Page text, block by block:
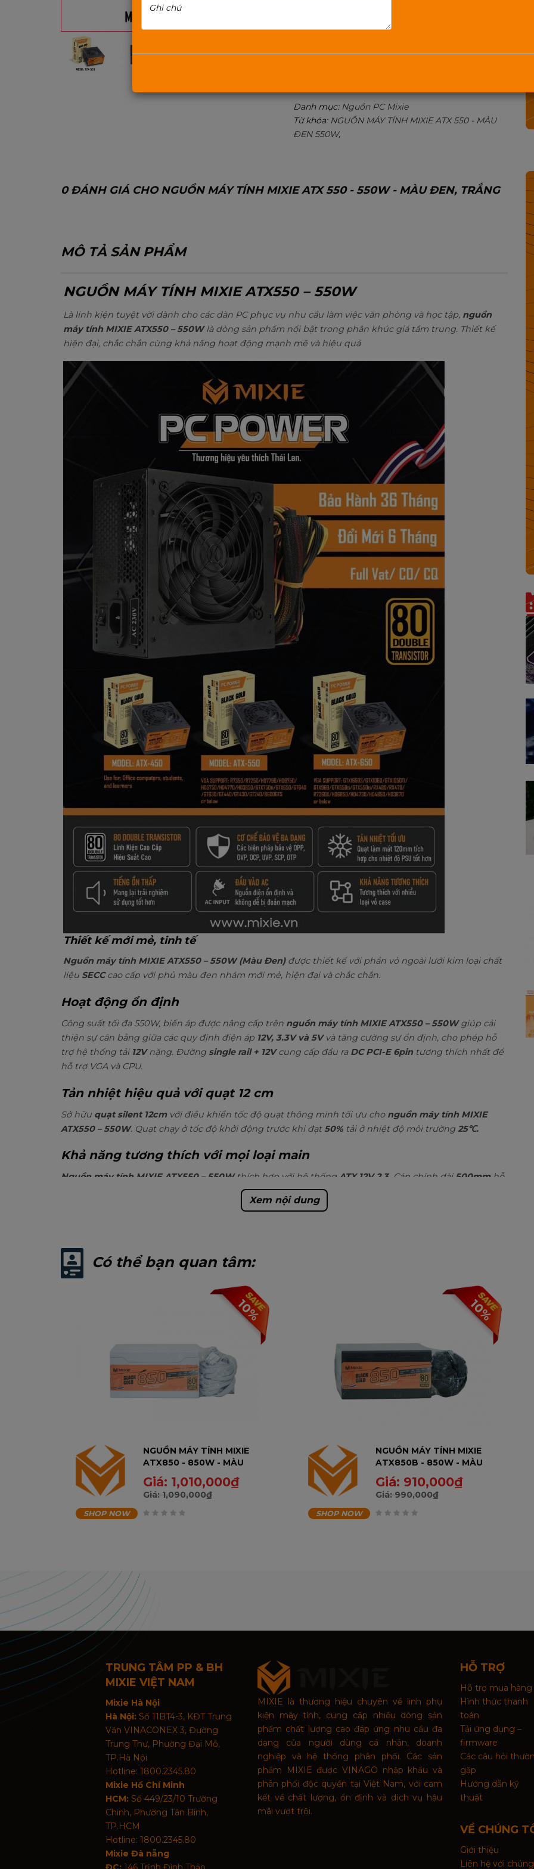
Danh mục: Nguồn PC Mixie
Từ khóa: NGUỒN MÁY TÍNH MIXIE ATX 550 - MÀU
ĐEN 550W,
0 ĐÁNH GIÁ CHO NGUỒN MÁY TÍNH MIXIE ATX 550 - 550W - MÀU ĐEN, TRẮNG
MÔ TẢ SẢN PHẨM
NGUỒN MÁY TÍNH MIXIE ATX550 – 550W
Là linh kiện tuyệt vời dành cho các dàn PC phục vụ nhu cầu làm việc văn phòng và học tập, nguồn
máy tính MIXIE ATX550 – 550Wlà dòng sản phẩm nổi bật trong phân khúc giá tầm trung. Thiết kế
hiện đại, chắc chắn cùng khả năng hoạt động mạnh mẽ và hiệu quả
Thiết kế mới mẻ, tinh tế
Nguồn máy tính MIXIE ATX550 – 550W (Màu Đen)được thiết kế với phần vỏ ngoài lưới kim loại chất
liệu SECCcao cấp với phủ màu đen nhám mới mẻ, hiện đại và chắc chắn.
Hoạt động ổn định
Công suất tối đa 550W, biến áp được nâng cấp trên nguồn máy tính MIXIE ATX550 – 550Wgiúp cải
thiện sự cân bằng giữa các quy định điện áp 12V, 3.3V và 5Vvà tăng cường sự ổn định, cho phép hỗ
trợ hệ thống tải 12Vnặng. Đường single rail + 12Vcung cấp đầu ra DC PCI-E 6pin tương thích nhất để
hỗ trợ VGA và CPU.
Tản nhiệt hiệu quả với quạt 12 cm
Sở hữu quạt silent 12cmvới điều khiển tốc độ quạt thông minh tối ưu cho nguồn máy tính MIXIE
ATX550 – 550W. Quạt chạy ở tốc độ khởi động trước khi đạt 50% tải ở nhiệt độ môi trường 25℃.
Khả năng tương thích với mọi loại main
Nguồn máy tính MIXIE ATX550 – 550Wthích hợp với hệ thống ATX 12V 2.3. Cáp chính dài 500mmhỗ
Cáp CPU 4+4pindài650mm
lý mới nhất của
Intel kể từ thế hệ thứ 4.
Xem nội dung
Có thể bạn quan tâm:
10%
NGUỒN MÁY TÍNH MIXIE
ATX850 - 850W - MÀU
TRẮNG - BH 36T
Giá: 1,010,000₫
Giá:1,090,000₫
SHOP NOW
10%
NGUỒN MÁY TÍNH MIXIE
ATX850B - 850W - MÀU
ĐEN - BH 36T
Giá: 910,000₫
Giá:990,000₫
SHOP NOW
TRUNG TÂM PP & BH
MIXIE VIỆT NAM
Mixie Hà Nội
Hà Nội: Số 11BT4-3, KĐT Trung
Văn VINACONEX 3, Đường
Trung Thư, Phường Đại Mỗ,
TP.Hà Nội
Hotline: 1800.2345.80
Mixie Hồ Chí Minh
HCM: Số 449/23/10 Trường
Chinh, Phường Tân Bình,
TP.HCM
Hotline: 1800.2345.80
Mixie Đà nẵng
MIXIE là thương hiệu chuyên về linh phụ
kiện máy tính, cung cấp nhiều dòng sản
phẩm chất lượng cao đáp ứng nhu cầu đa
dạng của người dùng cá nhân, doanh
nghiệp và hệ thống phân phối. Các sản
phẩm MIXIE được VINAGO nhập khẩu và
phân phối độc quyền tại Việt Nam, với cam
kết về chất lượng, ổn định và dịch vụ hậu
mãi vượt trội.
HỖ TRỢ
Hỗ trợ mua hàng
Hình thức thanh
toán
Tải ứng dụng –
firmware
Các câu hỏi
gặp
Hướng dẫn kỹ
thuật
VỀ CHÚNG
Giới thiệu
Liên hệ với chúng